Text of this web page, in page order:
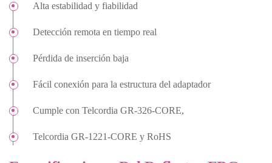
Alta estabilidad y fiabilidad
Detección remota en tiempo real
Pérdida de inserción baja
Fácil conexión para la estructura del adaptador
Cumple con Telcordia GR-326-CORE,
Telcordia GR-1221-CORE y RoHS